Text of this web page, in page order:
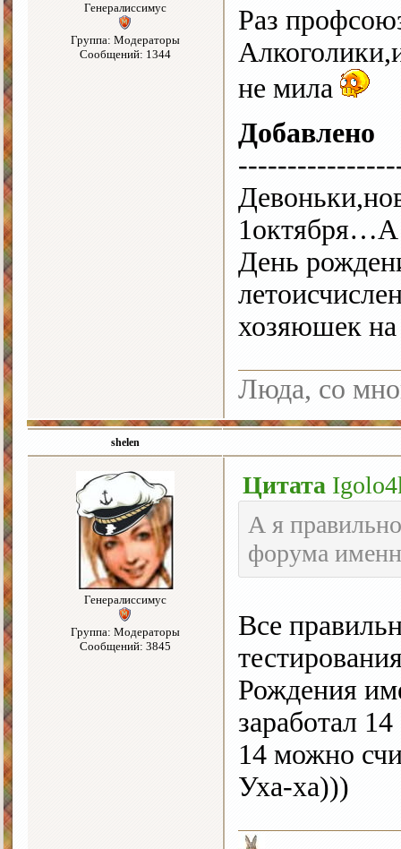
Генералиссимус
Группа: Модераторы
Сообщений: 1344
Раз
не мила
Добавлено
1октября…А
День
хозяюшек
Люда, со
shelen
Генералиссимус
Группа: Модераторы
Сообщений: 3845
Цитата
А я
форума
Все
Рождения
заработал
14 можно
Уха-ха)))